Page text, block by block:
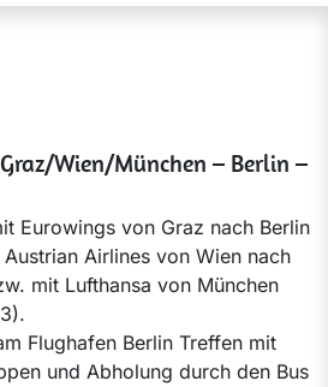
Wien/München – Berlin –
Eurowings von Graz nach Berlin
Airlines von Wien nach
mit Lufthansa von München
Flughafen Berlin Treffen mit
und Abholung durch den Bus